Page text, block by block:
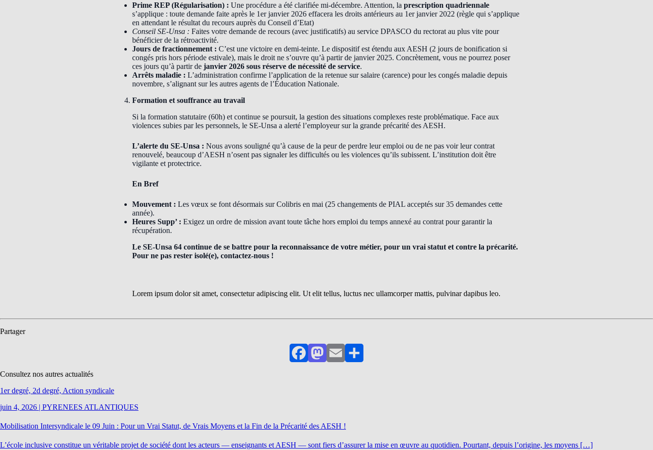
Prime REP (Régularisation) : Une procédure a été clarifiée mi-décembre. Attention, la prescription quadriennale
s’applique : toute demande faite après le 1er janvier 2026 effacera les droits antérieurs au 1er janvier 2022 (règle qui s’applique
en attendant le résultat du recours auprès du Conseil d’Etat)
Conseil SE-Unsa : Faites votre demande de recours (avec justificatifs) au service DPASCO du rectorat au plus vite pour
bénéficier de la rétroactivité.
Jours de fractionnement : C’est une victoire en demi-teinte. Le dispositif est étendu aux AESH (2 jours de bonification si
congés pris hors période estivale), mais le droit ne s’ouvre qu’à partir de janvier 2025. Concrètement, vous ne pourrez poser
ces jours qu’à partir de janvier 2026 sous réserve de nécessité de service.
Arrêts maladie : L’administration confirme l’application de la retenue sur salaire (carence) pour les congés maladie depuis
novembre, s’alignant sur les autres agents de l’Éducation Nationale.
Formation et souffrance au travail
Si la formation statutaire (60h) et continue se poursuit, la gestion des situations complexes reste problématique. Face aux
violences subies par les personnels, le SE-Unsa a alerté l’employeur sur la grande précarité des AESH.
L’alerte du SE-Unsa : Nous avons souligné qu’à cause de la peur de perdre leur emploi ou de ne pas voir leur contrat
renouvelé, beaucoup d’AESH n’osent pas signaler les difficultés ou les violences qu’ils subissent. L’institution doit être
vigilante et protectrice.
En Bref
Mouvement : Les vœux se font désormais sur Colibris en mai (25 changements de PIAL acceptés sur 35 demandes cette
année).
Heures Supp’ : Exigez un ordre de mission avant toute tâche hors emploi du temps annexé au contrat pour garantir la
récupération.
Le SE-Unsa 64 continue de se battre pour la reconnaissance de votre métier, pour un vrai statut et contre la précarité.
Pour ne pas rester isolé(e), contactez-nous !
Lorem ipsum dolor sit amet, consectetur adipiscing elit. Ut elit tellus, luctus nec ullamcorper mattis, pulvinar dapibus leo.
Partager
FacebookMastodon
EmailPartager
Consultez nos autres actualités
1er degré, 2d degré, Action syndicale
juin 4, 2026 | PYRENEES ATLANTIQUES
Mobilisation Intersyndicale le 09 Juin : Pour un Vrai Statut, de Vrais Moyens et la Fin de la Précarité des AESH !
L’école inclusive constitue un véritable projet de société dont les acteurs — enseignants et AESH — sont fiers d’assurer la mise en œuvre au quotidien. Pourtant, depuis l’origine, les moyens […]